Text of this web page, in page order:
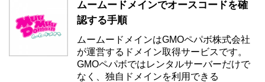
ムームードメインでオースコードを確
認する手順
ムームードメインはGMOペパボ株式会社
が運営するドメイン取得サービスです。
GMOペパボではレンタルサーバーだけで
なく、独自ドメインを利用できる